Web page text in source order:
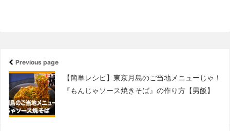
Previous page
【簡単レシピ】東京月島のご当地メニューじゃ！
『もんじゃソース焼きそば』の作り方【男飯】